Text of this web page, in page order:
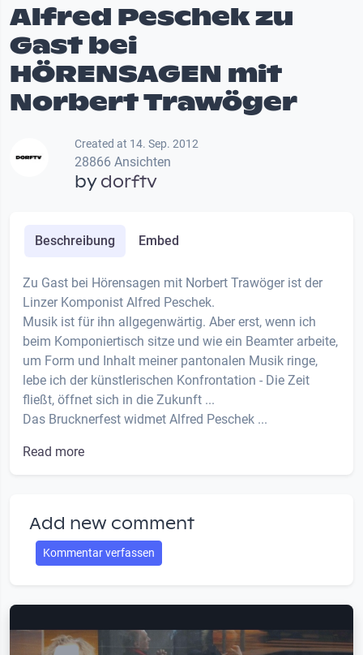
Alfred Peschek zu
Gast bei
HÖRENSAGEN mit
Norbert Trawöger
Created at 14. Sep. 2012
28866 Ansichten
bydorftv
Beschreibung Embed
Zu Gast bei Hörensagen mit Norbert Trawöger ist der
Linzer Komponist Alfred Peschek.
Musik ist für ihn allgegenwärtig. Aber erst, wenn ich
beim Komponiertisch sitze und wie ein Beamter arbeite,
um Form und Inhalt meiner pantonalen Musik ringe,
lebe ich der künstlerischen Konfrontation - Die Zeit
fließt, öffnet sich in die Zukunft ...
Das Brucknerfest widmet Alfred Peschek ...
Read more
Add new comment
Kommentar verfassen